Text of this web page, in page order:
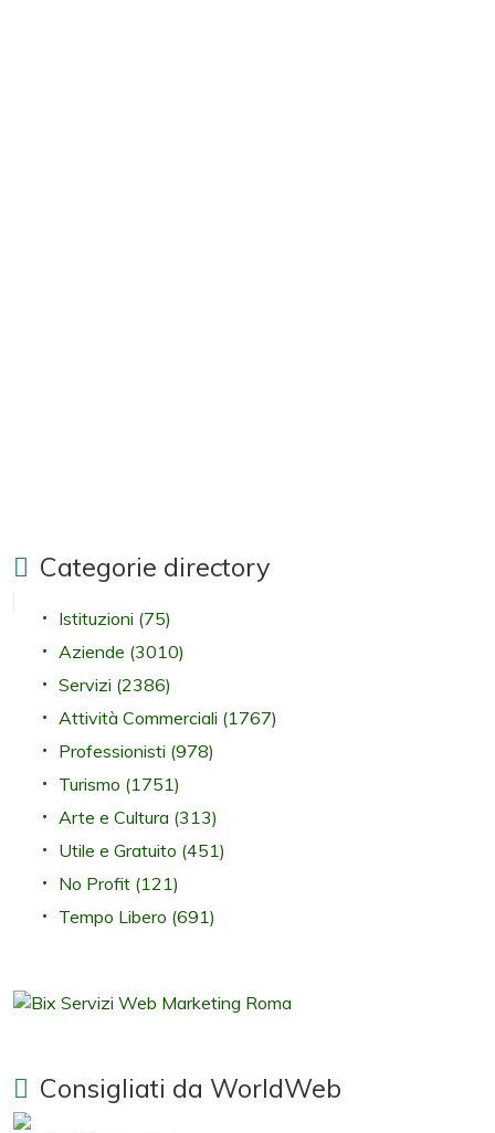
Categorie directory
Istituzioni (75)
Aziende (3010)
Servizi (2386)
Attività Commerciali (1767)
Professionisti (978)
Turismo (1751)
Arte e Cultura (313)
Utile e Gratuito (451)
No Profit (121)
Tempo Libero (691)
Consigliati da WorldWeb